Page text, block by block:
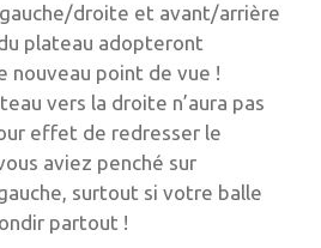
droite et avant/arrière
plateau adopteront
nouveau point de vue !
vers la droite n’aura pas
effet de redresser le
aviez penché sur
gauche, surtout si votre balle
partout !